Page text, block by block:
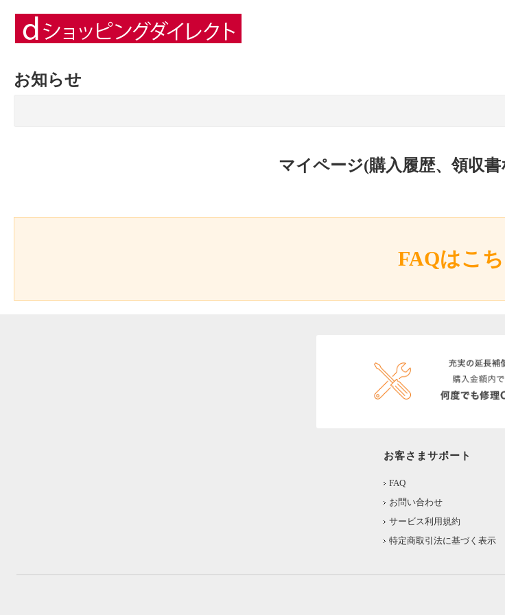
お知らせ
マイページ(購入履歴、領収
FAQはこ
お客さまサポート
FAQ
お問い合わせ
サービス利用規約
特定商取引法に基づく表示